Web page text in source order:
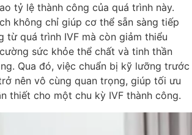
tỷ lệ thành công của quá trình này.
không chỉ giúp cơ thể sẵn sàng tiếp
từ quá trình IVF mà còn giảm thiểu
sức khỏe thể chất và tinh thần
Qua đó, việc chuẩn bị kỹ lưỡng trước
nên vô cùng quan trọng, giúp tối ưu
thiết cho một chu kỳ IVF thành công.